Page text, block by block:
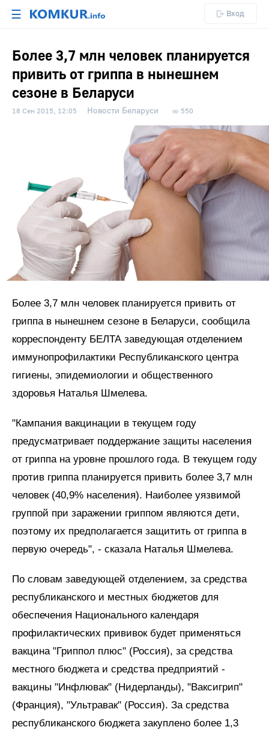
☰ Вход
Более 3,7 млн человек планируется
привить от гриппа в нынешнем
сезоне в Беларуси
18 Сен 2015, 12:05 Новости Беларуси 550
Более 3,7 млн человек планируется привить от
гриппа в нынешнем сезоне в Беларуси, сообщила
корреспонденту БЕЛТА заведующая отделением
иммунопрофилактики Республиканского центра
гигиены, эпидемиологии и общественного
здоровья Наталья Шмелева.
"Кампания вакцинации в текущем году
предусматривает поддержание защиты населения
от гриппа на уровне прошлого года. В текущем году
против гриппа планируется привить более 3,7 млн
человек (40,9% населения). Наиболее уязвимой
группой при заражении гриппом являются дети,
поэтому их предполагается защитить от гриппа в
первую очередь", - сказала Наталья Шмелева.
По словам заведующей отделением, за средства
республиканского и местных бюджетов для
обеспечения Национального календаря
профилактических прививок будет применяться
вакцина "Гриппол плюс" (Россия), за средства
местного бюджета и средства предприятий -
вакцины "Инфлювак" (Нидерланды), "Ваксигрип"
(Франция), "Ультравак" (Россия). За средства
республиканского бюджета закуплено более 1,3